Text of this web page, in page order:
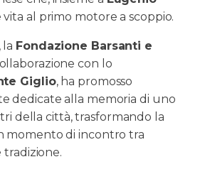
vita al primo motore a scoppio.
la Fondazione Barsanti e
con lo
Giglio, ha promosso
dedicate alla memoria di uno
della città, trasformando la
momento di incontro tra
tradizione.